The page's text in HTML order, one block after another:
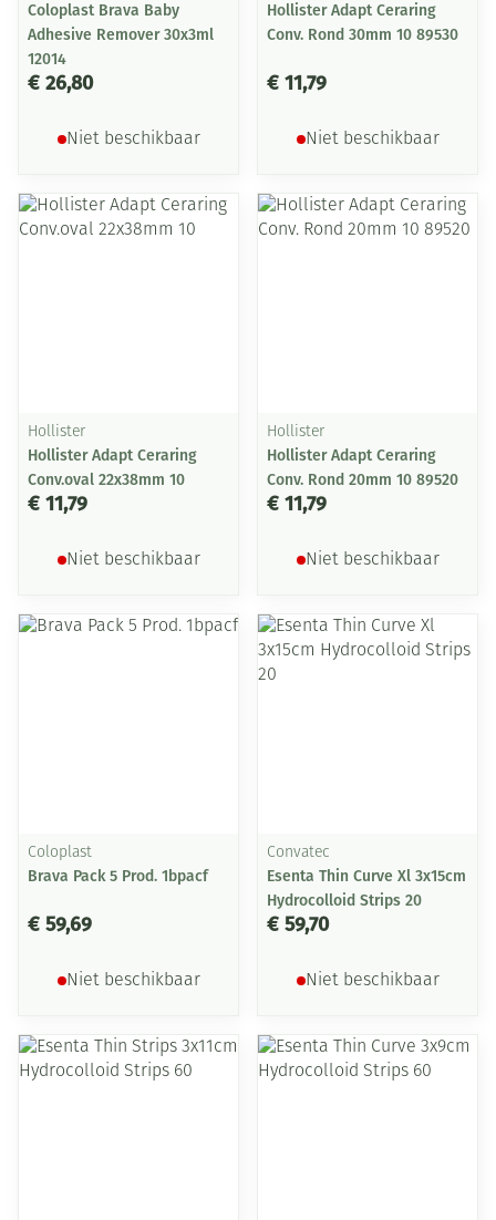
Coloplast Brava Baby
Adhesive Remover 30x3ml
12014
€ 26,80
Niet beschikbaar
Hollister Adapt Ceraring
Conv. Rond 30mm 10 89530
€ 11,79
Niet beschikbaar
Hollister
Hollister Adapt Ceraring
Conv.oval 22x38mm 10
€ 11,79
Niet beschikbaar
Hollister
Hollister Adapt Ceraring
Conv. Rond 20mm 10 89520
€ 11,79
Niet beschikbaar
Coloplast
Brava Pack 5 Prod. 1bpacf
€ 59,69
Niet beschikbaar
Convatec
Esenta Thin Curve Xl 3x15cm
Hydrocolloid Strips 20
€ 59,70
Niet beschikbaar